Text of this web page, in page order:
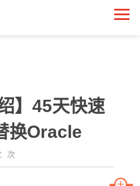
】45天快速
换Oracle
次